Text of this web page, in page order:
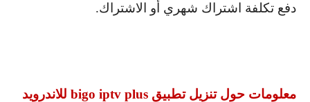
دفع تكلفة اشتراك شهري أو الاشتراك.
معلومات حول تنزيل تطبيق bigo iptv plus للاندرويد